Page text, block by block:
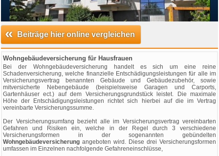
« Beiträge hier online vergleichen
Wohngebäudeversicherung für Hausfrauen
Bei der Wohngebäudeversicherung handelt es sich um eine reine
Schadenversicherung, welche finanzielle Entschädigungsleistungen für alle im
Versicherungsvertrag benannten Gebäude und Gebäudezubehör, sowie
mitversicherte Nebengebäude (beispielsweise Garagen und Carports,
Gartenhäuser ect.) auf dem Versicherungsgrundstück leistet. Die maximale
Höhe der Entschädigungsleistungen richtet sich hierbei auf die im Vertrag
vereinbarte Versicherungssumme.
Der Versicherungsumfang bezieht alle im Versicherungsvertrag vereinbarten
Gefahren und Risiken ein, welche in der Regel durch 3 verschiedene
Versicherungsformen in der sogenannten gebündelten
Wohngebäudeversicherung angeboten wird. Diese drei Versicherungsformen
umfassen im Einzelnen nachfolgende Gefahreneinschlüsse,